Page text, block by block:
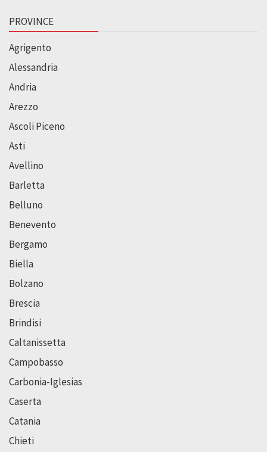
PROVINCE
Agrigento
Alessandria
Andria
Arezzo
Ascoli Piceno
Asti
Avellino
Barletta
Belluno
Benevento
Bergamo
Biella
Bolzano
Brescia
Brindisi
Caltanissetta
Campobasso
Carbonia-Iglesias
Caserta
Catania
Chieti